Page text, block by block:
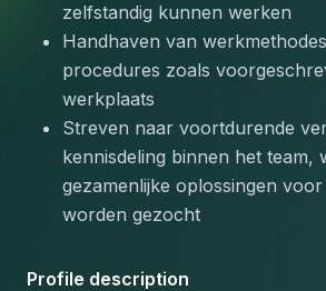
zelfstandig kunnen werken
Handhaven van
procedures zoals
werkplaats
Streven naar voortdurende
kennisdeling binnen het team,
gezamenlijke oplossingen voor
worden gezocht
Profile description